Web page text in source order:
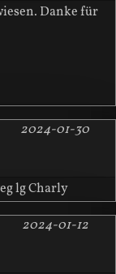
Danke für
2024-01-30
lg Charly
2024-01-12